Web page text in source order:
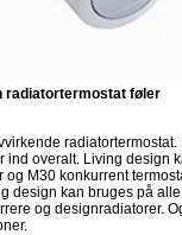
radiatortermostat føler
radiatortermostat.
ind overalt. Living design
og M30 konkurrent
design kan bruges på alle
og designradiatorer.